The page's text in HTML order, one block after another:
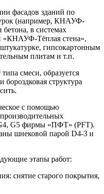
фасадов зданий по
(например, КНАУФ-
в системах
«КНАУФ-Тёплая стена»,
гипсокартонным
плитам и т.п.
смеси, образуется
бороздковая структура
с помощью
G5 фирмы «ПФТ» (PFT).
шнековой парой D4-3 и
этапы работ:
снятие старого покрытия,